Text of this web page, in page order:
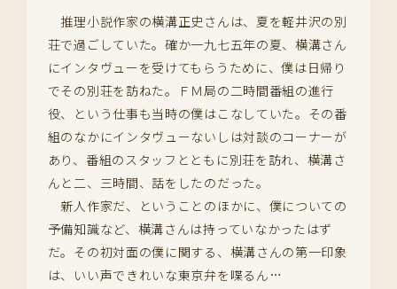
推理小説作家の横溝正史さんは、夏を軽井沢の別
荘で過ごしていた。確か一九七五年の夏、横溝さん
にインタヴューを受けてもらうために、僕は日帰り
でその別荘を訪ねた。ＦＭ局の二時間番組の進行
役、という仕事も当時の僕はこなしていた。その番
組のなかにインタヴューないしは対談のコーナーが
あり、番組のスタッフとともに別荘を訪れ、横溝さ
んと二、三時間、話をしたのだった。
新人作家だ、ということのほかに、僕についての
予備知識など、横溝さんは持っていなかったはず
だ。その初対面の僕に関する、横溝さんの第一印象
は、いい声できれいな東京弁を喋るん…